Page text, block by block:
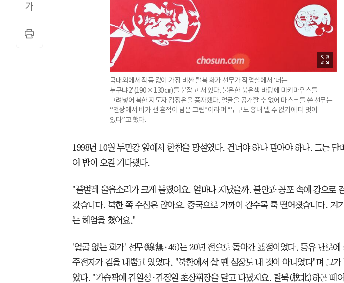
국내외에서 작품 값이 가장 비싼 탈북 화가 선무가 작업실에서 ‘너는
누구냐2’(190×130㎝)를 붙잡고 서 있다. 불온한 붉은색 바탕에 미키마우스를
그려넣어 북한 지도자 김정은을 풍자했다. 얼굴을 공개할 수 없어 마스크를 쓴 선무는
“천장에서 비가 샌 흔적이 남은 그림”이라며 “누구도 흉내 낼 수 없기에 더 멋이
있다”고 했다.
1998년 10월 두만강 앞에서 한참을 망설였다. 건너야 하나 말아야 하나. 그는 담
어 밤이 오길 기다렸다.
"풀벌레 울음소리가 크게 들렸어요. 얼마나 지났을까. 불안과 공포 속에 강으로
갔습니다. 북한 쪽 수심은 얕아요. 중국으로 가까이 갈수록 툭 떨어졌습니다. 거
는 헤엄을 쳤어요."
'얼굴 없는 화가' 선무(線無·46)는 20년 전으로 돌아간 표정이었다. 등유 난로에
주전자가 김을 내뿜고 있었다. "북한에서 살 땐 심장도 내 것이 아니었다"며 그가
었다. "가슴팍에 김일성·김정일 초상휘장을 달고 다녔지요. 탈북(脫北)하곤 떼